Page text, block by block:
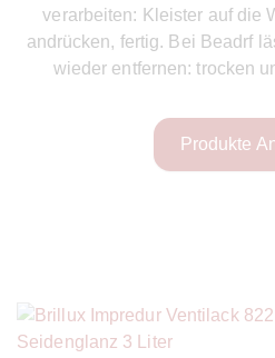
verarbeiten: Kleister auf die
andrücken, fertig. Bei Beadrf
wieder entfernen: trocken
Produkte